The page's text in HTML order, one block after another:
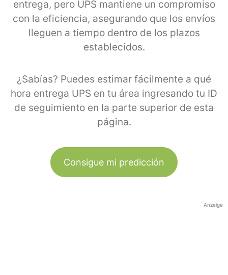
entrega, pero UPS mantiene un compromiso
con la eficiencia, asegurando que los envíos
lleguen a tiempo dentro de los plazos
establecidos.
¿Sabías? Puedes estimar fácilmente a qué
hora entrega UPS en tu área ingresando tu ID
de seguimiento en la parte superior de esta
página.
Consigue mi predicción
Anzeige